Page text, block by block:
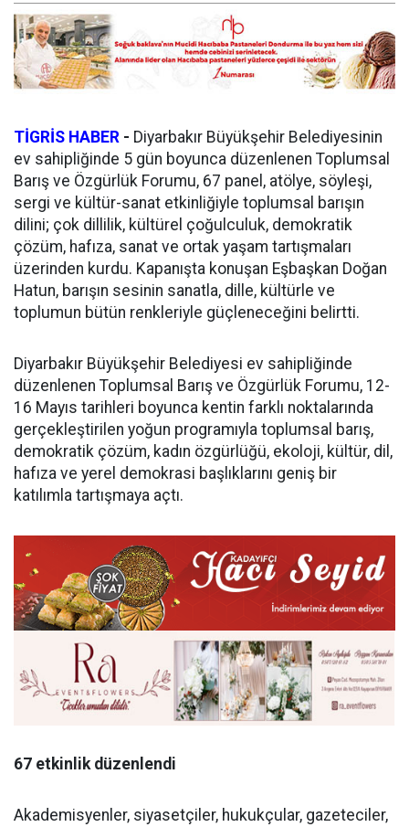
TİGRİS HABER - Diyarbakır Büyükşehir Belediyesinin
ev sahipliğinde 5 gün boyunca düzenlenen Toplumsal
Barış ve Özgürlük Forumu, 67 panel, atölye, söyleşi,
sergi ve kültür-sanat etkinliğiyle toplumsal barışın
dilini; çok dillilik, kültürel çoğulculuk, demokratik
çözüm, hafıza, sanat ve ortak yaşam tartışmaları
üzerinden kurdu. Kapanışta konuşan Eşbaşkan Doğan
Hatun, barışın sesinin sanatla, dille, kültürle ve
toplumun bütün renkleriyle güçleneceğini belirtti.
Diyarbakır Büyükşehir Belediyesi ev sahipliğinde
düzenlenen Toplumsal Barış ve Özgürlük Forumu, 12-
16 Mayıs tarihleri boyunca kentin farklı noktalarında
gerçekleştirilen yoğun programıyla toplumsal barış,
demokratik çözüm, kadın özgürlüğü, ekoloji, kültür, dil,
hafıza ve yerel demokrasi başlıklarını geniş bir
katılımla tartışmaya açtı.
67 etkinlik düzenlendi
Akademisyenler, siyasetçiler, hukukçular, gazeteciler,